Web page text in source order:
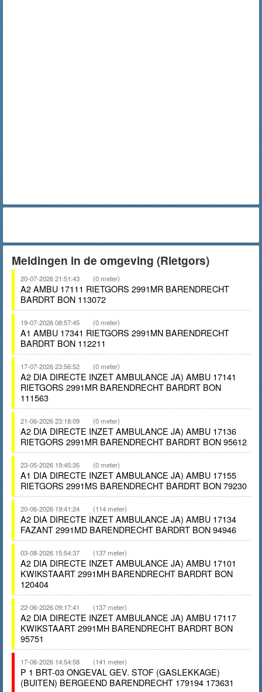
Meldingen in de omgeving (Rietgors)
20-07-2026 21:51:43 (0 meter)
A2 AMBU 17111 RIETGORS 2991MR BARENDRECHT
BARDRT BON 113072
19-07-2026 08:57:45 (0 meter)
A1 AMBU 17341 RIETGORS 2991MN BARENDRECHT
BARDRT BON 112211
17-07-2026 23:56:52 (0 meter)
A2 DIA DIRECTE INZET AMBULANCE JA) AMBU 17141
RIETGORS 2991MR BARENDRECHT BARDRT BON
111563
21-06-2026 23:18:09 (0 meter)
A2 DIA DIRECTE INZET AMBULANCE JA) AMBU 17136
RIETGORS 2991MR BARENDRECHT BARDRT BON 95612
23-05-2026 19:45:35 (0 meter)
A1 DIA DIRECTE INZET AMBULANCE JA) AMBU 17155
RIETGORS 2991MS BARENDRECHT BARDRT BON 79230
20-06-2026 19:41:24 (114 meter)
A2 DIA DIRECTE INZET AMBULANCE JA) AMBU 17134
FAZANT 2991MD BARENDRECHT BARDRT BON 94946
03-08-2026 15:54:37 (137 meter)
A2 DIA DIRECTE INZET AMBULANCE JA) AMBU 17101
KWIKSTAART 2991MH BARENDRECHT BARDRT BON
120404
22-06-2026 09:17:41 (137 meter)
A2 DIA DIRECTE INZET AMBULANCE JA) AMBU 17117
KWIKSTAART 2991MH BARENDRECHT BARDRT BON
95751
17-06-2026 14:54:58 (141 meter)
P 1 BRT-03 ONGEVAL GEV. STOF (GASLEKKAGE)
(BUITEN) BERGEEND BARENDRECHT 179194 173631